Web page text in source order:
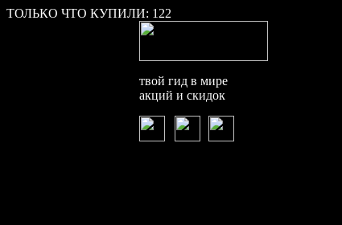
ТОЛЬКО ЧТО КУПИЛИ: 122
твой гид в мире
акций и скидок